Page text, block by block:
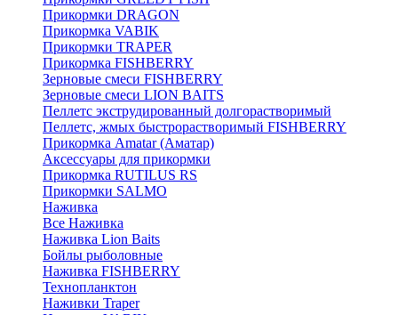
Прикормки DRAGON
Прикормка VABIK
Прикормки TRAPER
Прикормка FISHBERRY
Зерновые смеси FISHBERRY
Зерновые смеси LION BAITS
Пеллетс экструдированный долгорастворимый
Пеллетс, жмых быстрорастворимый FISHBERRY
Прикормка Amatar (Аматар)
Аксессуары для прикормки
Прикормка RUTILUS RS
Прикормки SALMO
Наживка
Все Наживка
Наживка Lion Baits
Бойлы рыболовные
Наживка FISHBERRY
Технопланктон
Наживки Traper